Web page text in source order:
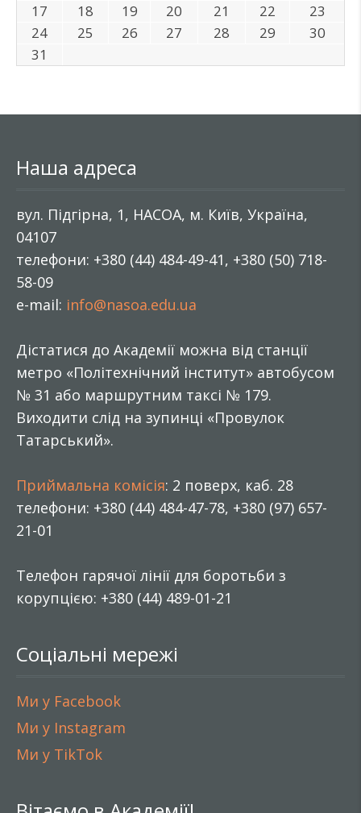
17
18 19 20 21 22
23
24
25 26 27 28 29
30
31
Наша адреса
вул. Підгірна, 1, НАСОА, м. Київ, Україна,
04107
телефони: +380 (44) 484-49-41, +380 (50) 718-
58-09
e-mail: info@nasoa.edu.ua
Дістатися до Академії можна від станції
метро «Політехнічний інститут» автобусом
№ 31 або маршрутним таксі № 179.
Виходити слід на зупинці «Провулок
Татарський».
Приймальна комісія: 2 поверх, каб. 28
телефони: +380 (44) 484-47-78, +380 (97) 657-
21-01
Телефон гарячої лінії для боротьби з
корупцією: +380 (44) 489-01-21
Соціальні мережі
Ми у Facebook
Ми у Instagram
Ми у TikTok